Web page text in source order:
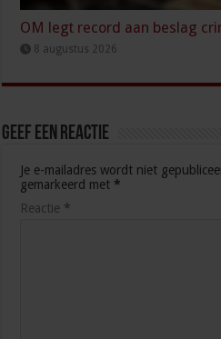
OM legt record aan beslag
8 augustus 2026
Geef een reactie
Je e-mailadres wordt niet
gemarkeerd met *
Reactie *